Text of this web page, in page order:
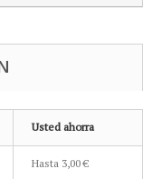
Usted ahorra
Hasta 3,00 €